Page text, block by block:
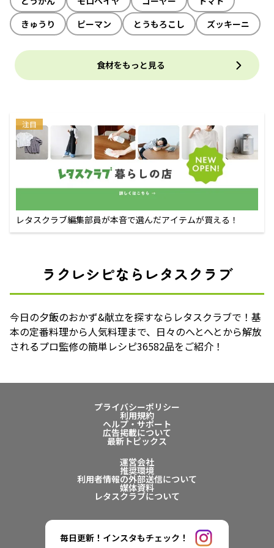
きゅうり
ピーマン とうもろこし ズッキーニ
食材をもっと見る
注目
レタスクラブ編集部員が本音で選んだアイテムが買える！
ラクレシピならレタスクラブ
今日の夕飯のおかず&献立を探すならレタスクラブで！基
本の定番料理から人気料理まで、日々のへとへとから解放
されるプロ監修の簡単レシピ36582品をご紹介！
プライバシーポリシー
利用規約
ヘルプ・サポート
広告掲載について
最新トピックス
運営会社
推奨環境
利用者情報の外部送信について
媒体資料
レタスクラブについて
毎日更新！インスタもチェック！